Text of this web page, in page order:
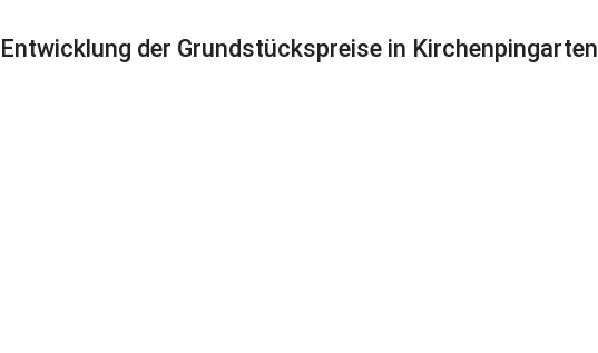
Entwicklung der Grundstückspreise in Kirchenpingarten